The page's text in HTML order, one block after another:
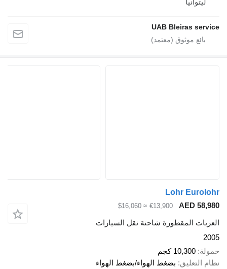
UAB Bleiras
Lohr
€13,900
≈ $16,060
المقطورة شاحنة نقل السيارات
10,300 كجم
بضغط الهواء/بضغط الهواء